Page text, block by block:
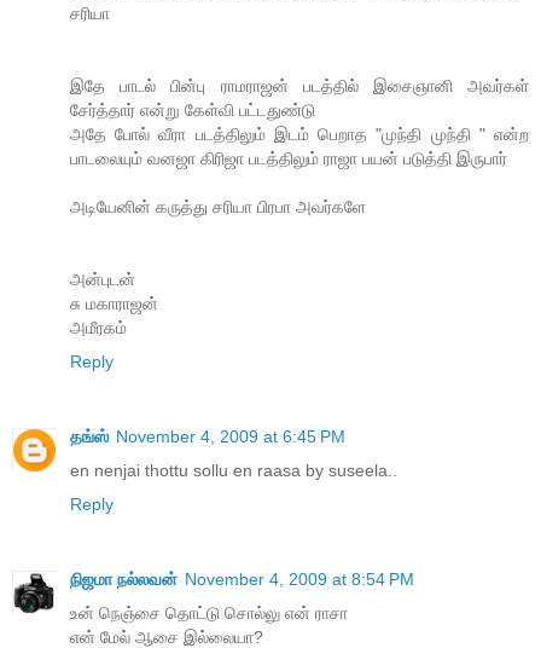
சரியா
இதே பாடல் பின்பு ராமராஜன் படத்தில் இசைஞானி அவர்கள்
சேர்த்தார் என்று கேள்வி பட்டதுண்டு
அதே போல் வீரா படத்திலும் இடம் பெறாத "முந்தி முந்தி " என்ற
பாடலையும் வனஜா கிரிஜா படத்திலும் ராஜா பயன் படுத்தி இருபார்
அடியேனின் கருத்து சரியா பிரபா அவர்களே
அன்புடன்
சு மகாராஜன்
அமீரகம்
Reply
தங்ஸ் November 4, 2009 at 6:45 PM
en nenjai thottu sollu en raasa by suseela..
Reply
நிஜமா நல்லவன் November 4, 2009 at 8:54 PM
உன் நெஞ்சை தொட்டு சொல்லு என் ராசா
என் மேல் ஆசை இல்லையா?